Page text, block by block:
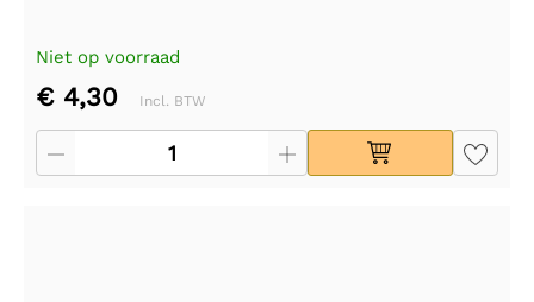
Niet op voorraad
€ 4,30 Incl. BTW